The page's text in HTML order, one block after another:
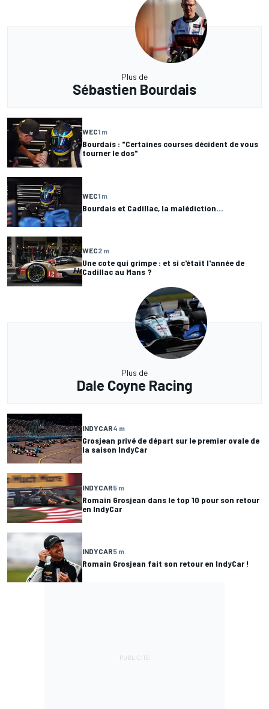
Plus de
Sébastien Bourdais
WEC1 m
Bourdais : "Certaines courses décident de vous
tourner le dos"
WEC1 m
Bourdais et Cadillac, la malédiction...
WEC2 m
Une cote qui grimpe : et si c'était l'année de
Cadillac au Mans ?
Plus de
Dale Coyne Racing
INDYCAR4 m
Grosjean privé de départ sur le premier ovale de
la saison IndyCar
INDYCAR5 m
Romain Grosjean dans le top 10 pour son retour
en IndyCar
INDYCAR5 m
Romain Grosjean fait son retour en IndyCar !